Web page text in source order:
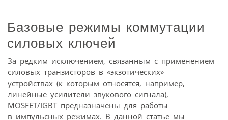
Базовые режимы коммутации
силовых ключей
За редким исключением, связанным с применением
силовых транзисторов в «экзотических»
устройствах (к которым относятся, например,
линейные усилители звукового сигнала),
MOSFET/IGBT предназначены для работы
в импульсных режимах. В данной статье мы